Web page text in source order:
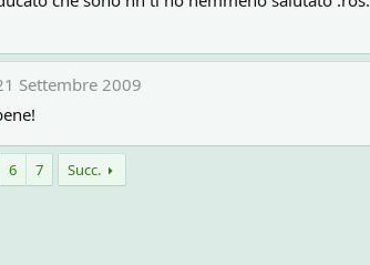
Settembre 2009
6 7 Succ.